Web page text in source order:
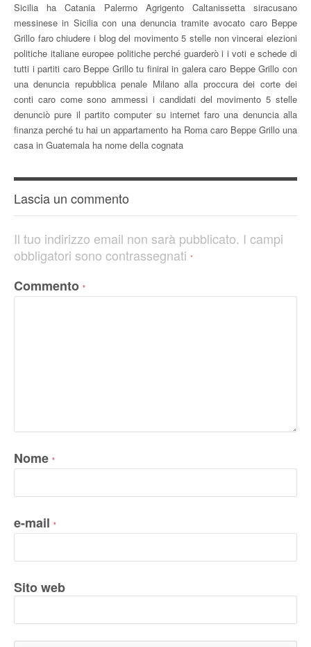
Sicilia ha Catania Palermo Agrigento Caltanissetta siracusano
messinese in Sicilia con una denuncia tramite avocato caro Beppe
Grillo faro chiudere i blog del movimento 5 stelle non vincerai elezioni
politiche italiane europee politiche perché guarderò i i voti e schede di
tutti i partiti caro Beppe Grillo tu finirai in galera caro Beppe Grillo con
una denuncia repubblica penale Milano alla proccura dei corte dei
conti caro come sono ammessi i candidati del movimento 5 stelle
denunciò pure il partito computer su internet faro una denuncia alla
finanza perché tu hai un appartamento ha Roma caro Beppe Grillo una
casa in Guatemala ha nome della cognata
Lascia un commento
Il tuo indirizzo email non sarà pubblicato. I campi
obbligatori sono contrassegnati *
Commento *
Nome *
e-mail *
Sito web